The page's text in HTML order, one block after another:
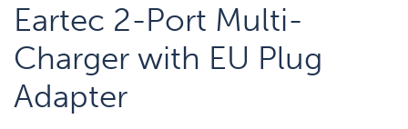
Eartec 2-Port Multi-
Charger with EU Plug
Adapter